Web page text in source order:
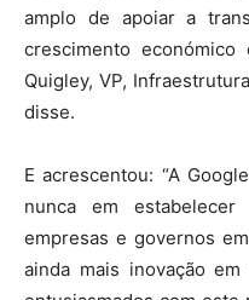
amplo de apoiar a
crescimento económico
Quigley, VP,
disse.
E acrescentou: “A
nunca em estabelecer
empresas e governos
ainda mais inovação